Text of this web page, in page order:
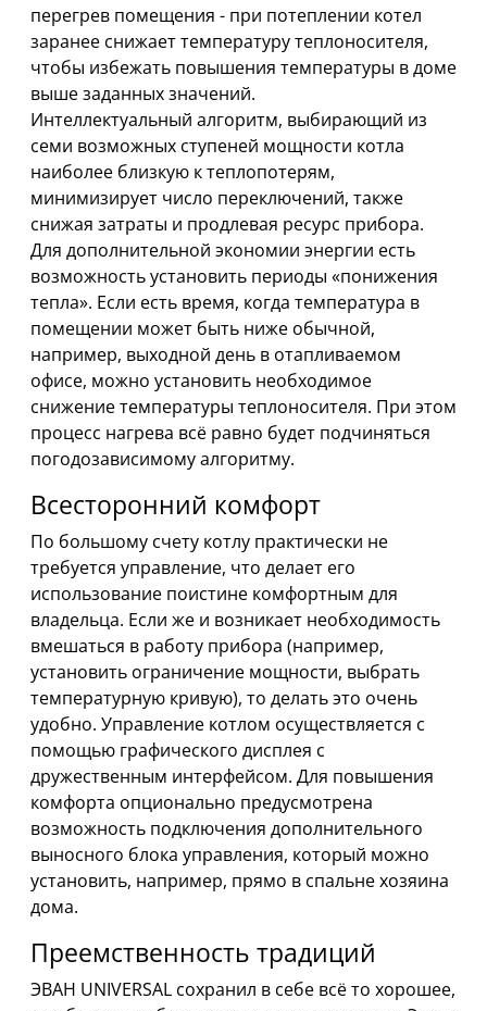
перегрев помещения - при потеплении котел
заранее снижает температуру теплоносителя,
чтобы избежать повышения температуры в доме
выше заданных значений.
Интеллектуальный алгоритм, выбирающий из
семи возможных ступеней мощности котла
наиболее близкую к теплопотерям,
минимизирует число переключений, также
снижая затраты и продлевая ресурс прибора.
Для дополнительной экономии энергии есть
возможность установить периоды «понижения
тепла». Если есть время, когда температура в
помещении может быть ниже обычной,
например, выходной день в отапливаемом
офисе, можно установить необходимое
снижение температуры теплоносителя. При этом
процесс нагрева всё равно будет подчиняться
погодозависимому алгоритму.
Всесторонний комфорт
По большому счету котлу практически не
требуется управление, что делает его
использование поистине комфортным для
владельца. Если же и возникает необходимость
вмешаться в работу прибора (например,
установить ограничение мощности, выбрать
температурную кривую), то делать это очень
удобно. Управление котлом осуществляется с
помощью графического дисплея с
дружественным интерфейсом. Для повышения
комфорта опционально предусмотрена
возможность подключения дополнительного
выносного блока управления, который можно
установить, например, прямо в спальне хозяина
дома.
Преемственность традиций
ЭВАН UNIVERSAL сохранил в себе всё то хорошее,